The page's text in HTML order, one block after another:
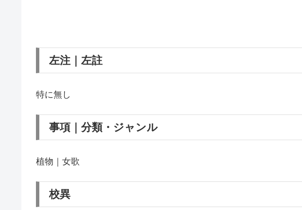
左注｜左註
特に無し
事項｜分類・ジャンル
植物｜女歌
校異